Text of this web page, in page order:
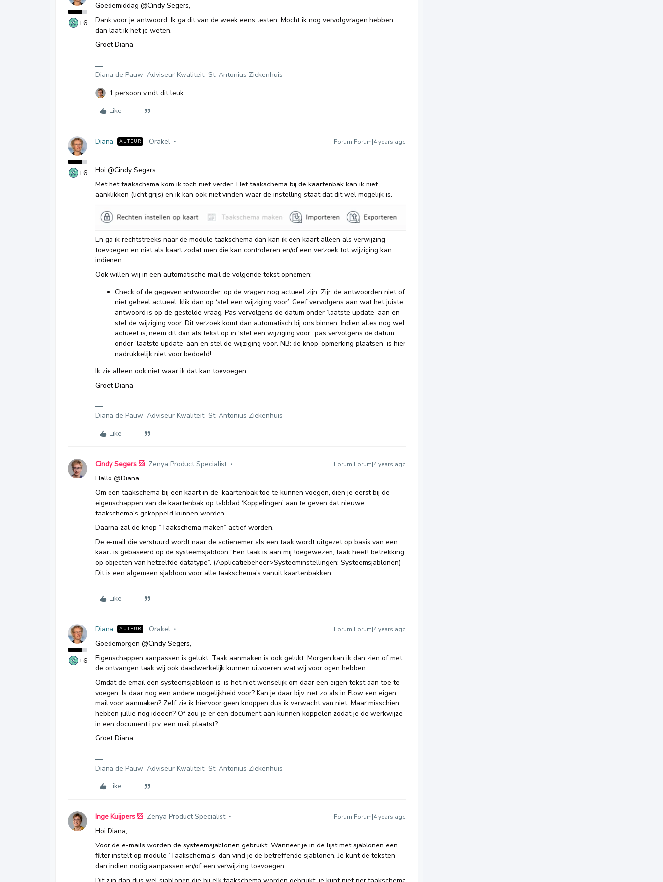
+6
Goedemiddag @Cindy Segers,
Dank voor je antwoord. Ik ga dit van de week eens testen. Mocht ik nog vervolgvragen hebben
dan laat ik het je weten.
Groet Diana
Diana de Pauw Adviseur Kwaliteit St. Antonius Ziekenhuis
1 persoon vindt dit leuk
Like
+6
Diana AUTEUR Orakel Forum|Forum|4 years ago
Hoi @Cindy Segers
Met het taakschema kom ik toch niet verder. Het taakschema bij de kaartenbak kan ik niet
aanklikken (licht grijs) en ik kan ook niet vinden waar de instelling staat dat dit wel mogelijk is.
En ga ik rechtstreeks naar de module taakschema dan kan ik een kaart alleen als verwijzing
toevoegen en niet als kaart zodat men die kan controleren en/of een verzoek tot wijziging kan
indienen.
Ook willen wij in een automatische mail de volgende tekst opnemen;
Check of de gegeven antwoorden op de vragen nog actueel zijn. Zijn de antwoorden niet of
niet geheel actueel, klik dan op ‘stel een wijziging voor’. Geef vervolgens aan wat het juiste
antwoord is op de gestelde vraag. Pas vervolgens de datum onder ‘laatste update’ aan en
stel de wijziging voor. Dit verzoek komt dan automatisch bij ons binnen. Indien alles nog wel
actueel is, neem dit dan als tekst op in ‘stel een wijziging voor’, pas vervolgens de datum
onder ‘laatste update’ aan en stel de wijziging voor. NB: de knop ‘opmerking plaatsen’ is hier
nadrukkelijk nietvoor bedoeld!
Ik zie alleen ook niet waar ik dat kan toevoegen.
Groet Diana
Diana de Pauw Adviseur Kwaliteit St. Antonius Ziekenhuis
Like
Cindy Segers Zenya Product Specialist Forum|Forum|4 years ago
Hallo @Diana,
Om een taakschema bij een kaart in de kaartenbak toe te kunnen voegen, dien je eerst bij de
eigenschappen van de kaartenbak op tabblad ‘Koppelingen’ aan te geven dat nieuwe
taakschema's gekoppeld kunnen worden.
Daarna zal de knop “Taakschema maken” actief worden.
De e-mail die verstuurd wordt naar de actienemer als een taak wordt uitgezet op basis van een
kaart is gebaseerd op de systeemsjabloon “Een taak is aan mij toegewezen, taak heeft betrekking
op objecten van hetzelfde datatype”. (Applicatiebeheer>Systeeminstellingen: Systeemsjablonen)
Dit is een algemeen sjabloon voor alle taakschema's vanuit kaartenbakken.
Like
+6
Diana AUTEUR Orakel Forum|Forum|4 years ago
Goedemorgen @Cindy Segers,
Eigenschappen aanpassen is gelukt. Taak aanmaken is ook gelukt. Morgen kan ik dan zien of met
de ontvangen taak wij ook daadwerkelijk kunnen uitvoeren wat wij voor ogen hebben.
Omdat de email een systeemsjabloon is, is het niet wenselijk om daar een eigen tekst aan toe te
voegen. Is daar nog een andere mogelijkheid voor? Kan je daar bijv. net zo als in Flow een eigen
mail voor aanmaken? Zelf zie ik hiervoor geen knoppen dus ik verwacht van niet. Maar misschien
hebben jullie nog ideeën? Of zou je er een document aan kunnen koppelen zodat je de werkwijze
in een document i.p.v. een mail plaatst?
Groet Diana
Diana de Pauw Adviseur Kwaliteit St. Antonius Ziekenhuis
Like
Inge Kuijpers Zenya Product Specialist Forum|Forum|4 years ago
Hoi Diana,
Voor de e-mails worden de systeemsjablonen gebruikt. Wanneer je in de lijst met sjablonen een
filter instelt op module ‘Taakschema's’ dan vind je de betreffende sjablonen. Je kunt de teksten
dan indien nodig aanpassen en/of een verwijzing toevoegen.